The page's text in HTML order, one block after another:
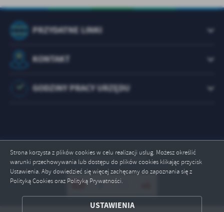
Strona korzysta z plików cookies w celu realizacji usług. Możesz określić
warunki przechowywania lub dostępu do plików cookies klikając przycisk
Ustawienia. Aby dowiedzieć się więcej zachęcamy do zapoznania się z
Polityką Cookies oraz Polityką Prywatności.
USTAWIENIA
ZAPISZ WYBRANE
PRZYDATNE LINKI
KONTAKT
GODZINY PRACY URZĘDU
Odwiedzin: 1072968